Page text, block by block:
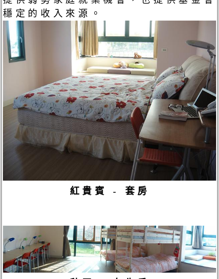
穩定的收入來源。
紅貴賓 - 套房